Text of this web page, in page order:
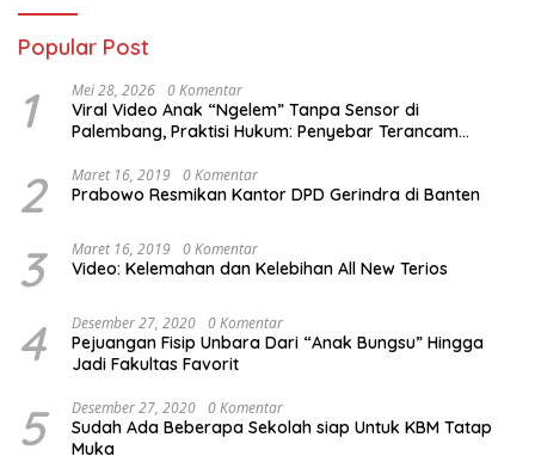
Popular Post
1 Mei 28, 2026 0 Komentar
Viral Video Anak “Ngelem” Tanpa Sensor di
Palembang, Praktisi Hukum: Penyebar Terancam
2 Maret 16, 2019 0 Komentar
Prabowo Resmikan Kantor DPD Gerindra di Banten
3 Maret 16, 2019 0 Komentar
Video: Kelemahan dan Kelebihan All New Terios
4 Desember 27, 2020 0 Komentar
Pejuangan Fisip Unbara Dari “Anak Bungsu” Hingga
Jadi Fakultas Favorit
5 Desember 27, 2020 0 Komentar
Sudah Ada Beberapa Sekolah siap Untuk KBM Tatap
Muka